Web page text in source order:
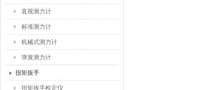
直视测力计
标准测力计
机械式测力计
弹簧测力计
扭矩扳手
扭矩扳手检定仪